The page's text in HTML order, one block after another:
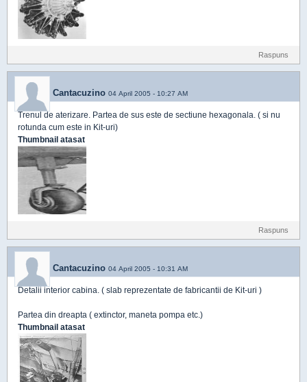
Raspuns
Cantacuzino 04 April 2005 - 10:27 AM
Trenul de aterizare. Partea de sus este de sectiune hexagonala. ( si nu
rotunda cum este in Kit-uri)
Thumbnail atasat
Raspuns
Cantacuzino 04 April 2005 - 10:31 AM
Detalii interior cabina. ( slab reprezentate de fabricantii de Kit-uri )
Partea din dreapta ( extinctor, maneta pompa etc.)
Thumbnail atasat